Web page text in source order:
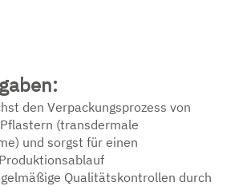
den Verpackungsprozess von
(transdermale
und sorgst für einen
Qualitätskontrollen durch